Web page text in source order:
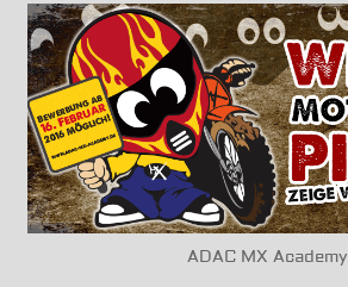
ADAC MX Academy